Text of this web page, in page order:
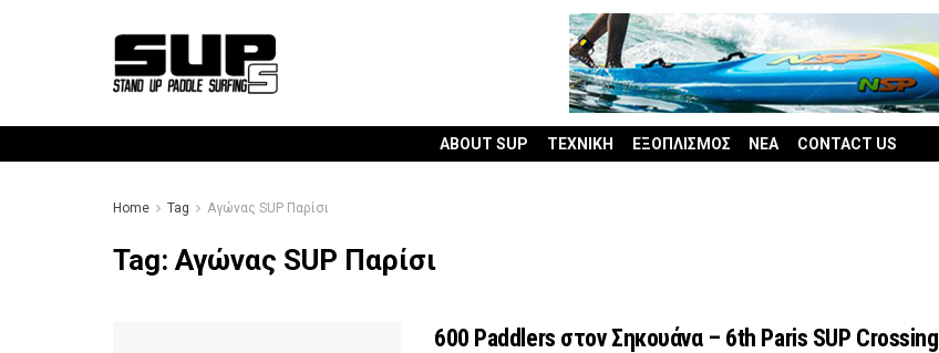
ABOUT SUP ΤΕΧΝΙΚΗ ΕΞΟΠΛΙΣΜΟΣ ΝΕΑ CONTACT US
Home Tag Αγώνας SUP Παρίσι
Tag:Αγώνας SUP Παρίσι
600 Paddlers στον Σηκουάνα – 6th Paris SUP Crossing